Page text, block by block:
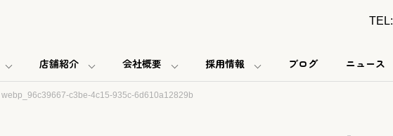
店舗紹介 会社概要 採用情報 ブログ ニュース
TEL:
webp_96c39667-c3be-4c15-935c-6d610a12829b